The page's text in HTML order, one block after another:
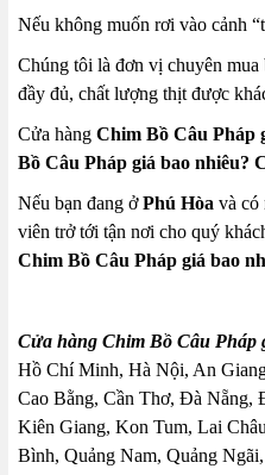
Nếu không muốn rơi vào cảnh
Chúng tôi là đơn vị chuyên
đầy đủ, chất lượng thịt được
Cửa hàng Chim Bồ Câu Pháp
Bồ Câu Pháp giá bao nhiêu?
Nếu bạn đang ởPhú Hòa và có
viên trở tới tận nơi cho quý
Chim Bồ Câu Pháp giá bao
Cửa hàng Chim Bồ Câu Pháp
Hồ Chí Minh, Hà Nội, An
Cao Bằng, Cần Thơ, Đà
Kiên Giang, Kon Tum, Lai
Bình, Quảng Nam, Quảng